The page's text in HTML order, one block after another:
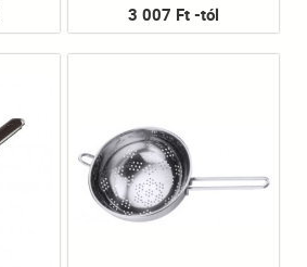
3 007 Ft -tól